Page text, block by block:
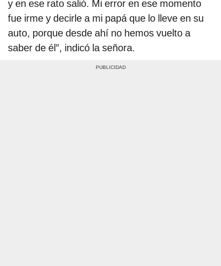
y en ese rato salió. Mi error en ese momento
fue irme y decirle a mi papá que lo lleve en su
auto, porque desde ahí no hemos vuelto a
saber de él”, indicó la señora.